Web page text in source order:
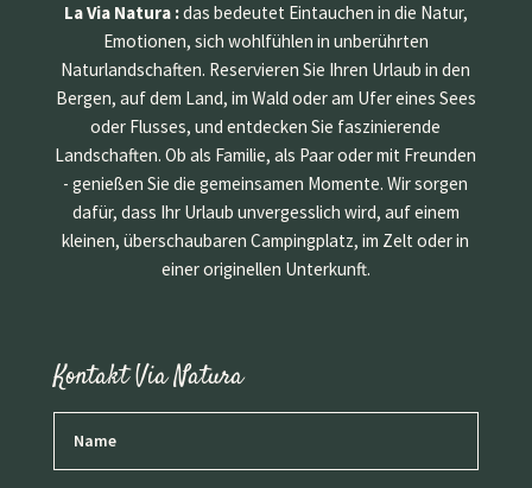
La Via Natura :das bedeutet Eintauchen in die Natur,
Emotionen, sich wohlfühlen in unberührten
Naturlandschaften. Reservieren Sie Ihren Urlaub in den
Bergen, auf dem Land, im Wald oder am Ufer eines Sees
oder Flusses, und entdecken Sie faszinierende
Landschaften. Ob als Familie, als Paar oder mit Freunden
- genießen Sie die gemeinsamen Momente. Wir sorgen
dafür, dass Ihr Urlaub unvergesslich wird, auf einem
kleinen, überschaubaren Campingplatz, im Zelt oder in
einer originellen Unterkunft.
Kontakt Via Natura